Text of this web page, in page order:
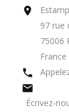

97 rue
75006
France


Écrivez-